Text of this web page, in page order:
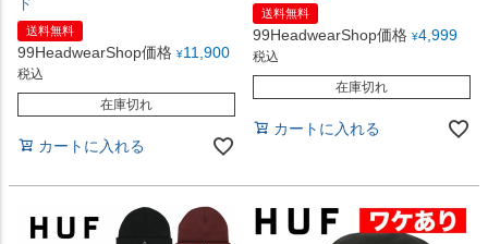
送料無料
99HeadwearShop価格 ¥11,900
税込
在庫切れ
カートに入れる
送料無料
99HeadwearShop価格 ¥4,999
税込
在庫切れ
カートに入れる